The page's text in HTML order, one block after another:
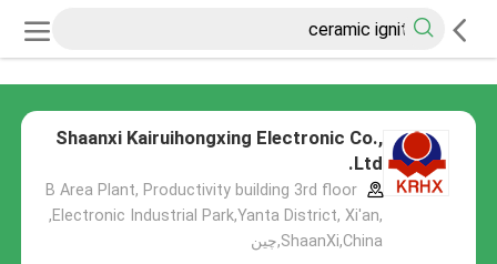
Shaanxi Kairuihongxing Electronic Co.,
Ltd.
B Area Plant, Productivity building 3rd floor
,Electronic Industrial Park,Yanta District, Xi'an,
ShaanXi,China,چین